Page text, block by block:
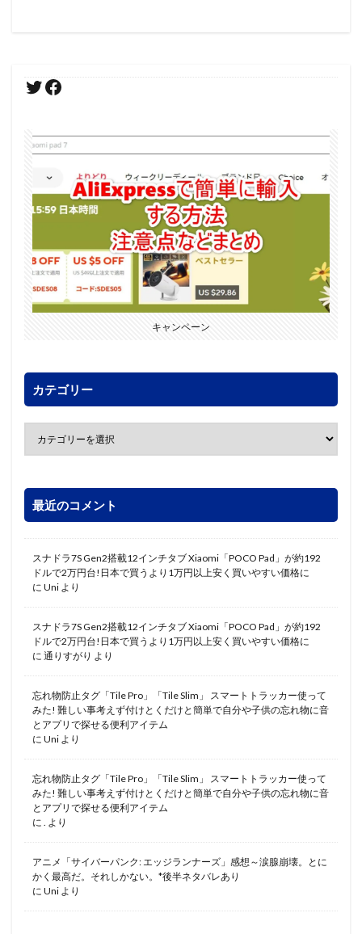
キャンペーン
カテゴリー
最近のコメント
スナドラ7S Gen2搭載12インチタブ Xiaomi「POCO Pad」が約192
ドルで2万円台!日本で買うより1万円以上安く買いやすい価格に
に Uni より
スナドラ7S Gen2搭載12インチタブ Xiaomi「POCO Pad」が約192
ドルで2万円台!日本で買うより1万円以上安く買いやすい価格に
に 通りすがり より
忘れ物防止タグ「Tile Pro」「Tile Slim」 スマートトラッカー使って
みた! 難しい事考えず付けとくだけと簡単で自分や子供の忘れ物に音
とアプリで探せる便利アイテム
に Uni より
忘れ物防止タグ「Tile Pro」「Tile Slim」 スマートトラッカー使って
みた! 難しい事考えず付けとくだけと簡単で自分や子供の忘れ物に音
とアプリで探せる便利アイテム
に
より
アニメ「サイバーパンク: エッジランナーズ」感想～涙腺崩壊。とに
かく最高だ。それしかない。*後半ネタバレあり
に Uni より